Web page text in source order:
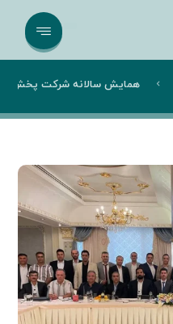
همایش سالانه شرکت پخش